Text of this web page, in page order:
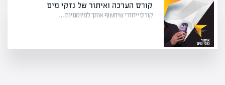
קורס הערכה ואיתור של נזקי מים
קורס ייחודי שיחשוף אותך למיומנויות…